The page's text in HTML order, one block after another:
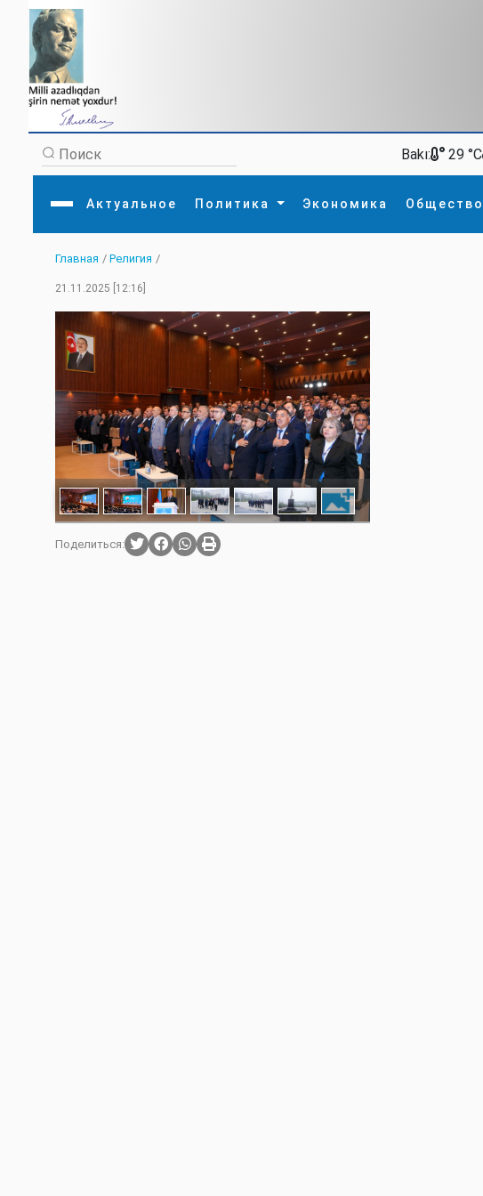
Bakı: 29 °C
Актуальное Политика Экономика Общество
Главная
Актуальное
Экономика
Аналитика
Культура
Интервью
Литература
МЕДИА
Внутренняя политикаНаука
Религия
Происшествие
Диаспора
Главная / Религия /
21.11.2025 [12:16]
Поделиться: